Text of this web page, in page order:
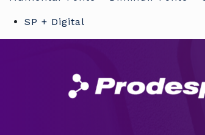
SP + Digital